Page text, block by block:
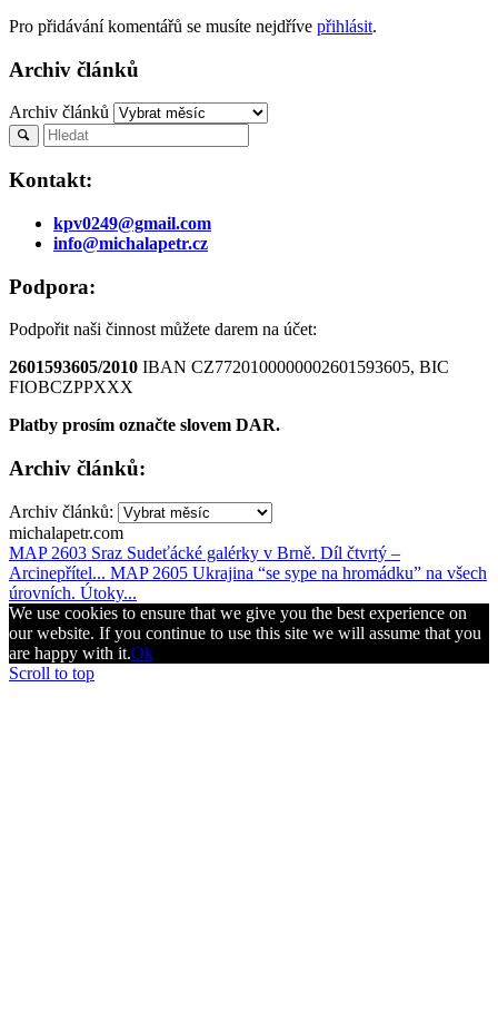
Pro přidávání komentářů se musíte nejdříve přihlásit.
Archiv článků
Archiv článků
Kontakt:
kpv0249@gmail.com
info@michalapetr.cz
Podpora:
Podpořit naši činnost můžete darem na účet:
2601593605/2010 IBAN CZ7720100000002601593605, BIC
FIOBCZPPXXX
Platby prosím označte slovem DAR.
Archiv článků:
Archiv článků:
michalapetr.com
MAP 2603 Sraz Sudeťácké galérky v Brně. Díl čtvrtý –
Arcinepřítel... MAP 2605 Ukrajina “se sype na hromádku” na všech
úrovních. Útoky...
We use cookies to ensure that we give you the best experience on
our website. If you continue to use this site we will assume that you
are happy with it.Ok
Scroll to top